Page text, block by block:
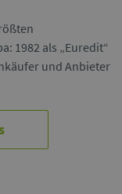
1982 als „Euredit“
und Anbieter